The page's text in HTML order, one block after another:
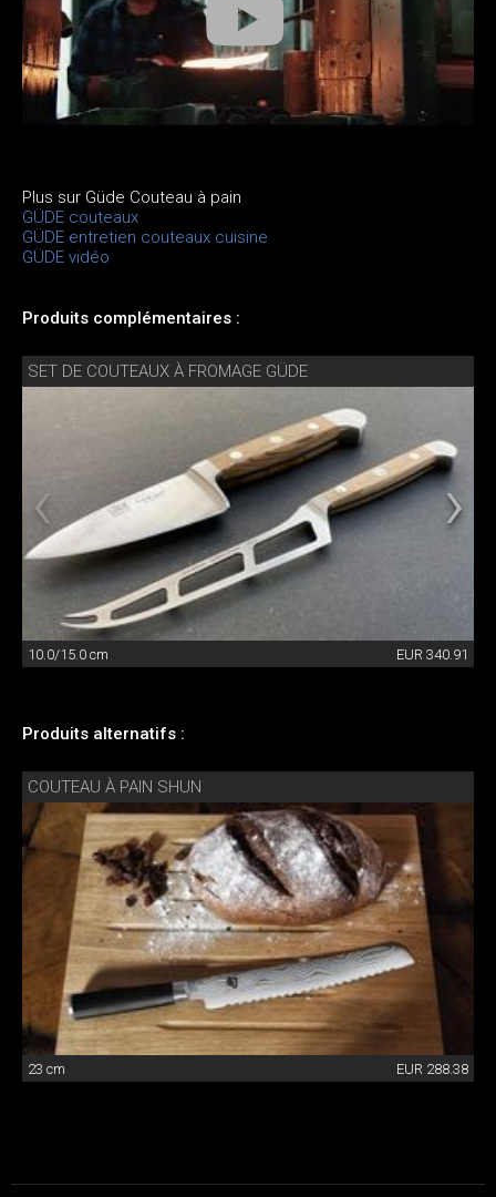
Plus sur Güde Couteau à pain
GÜDE couteaux
GÜDE entretien couteaux cuisine
GÜDE vidéo
Produits complémentaires :
SET DE COUTEAUX À FROMAGE GÜDE
10.0/15.0 cm EUR 340.91
Produits alternatifs :
COUTEAU À PAIN SHUN
23 cm EUR 288.38